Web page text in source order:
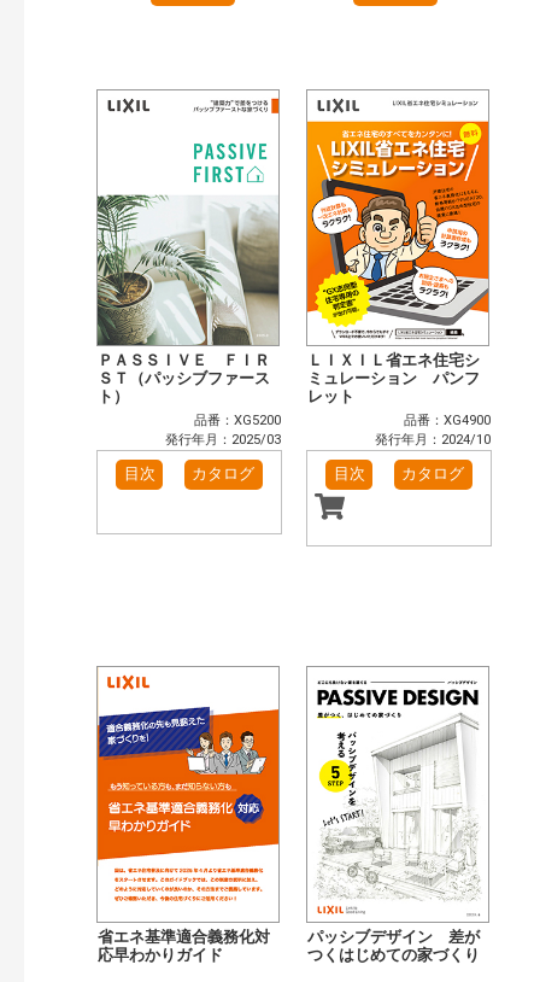
キーワード検索（あいまい）
目次も検索 検 索
おすすめハッシュタグ
まずはここから（2）
リフォームおすすめ（2）
省エネ住宅関連（5）
補助金・優遇制度を知る（1）
カテゴリー
窓・シャッター（3）
玄関ドア・引戸（2）
インテリア建材（1）
エクステリア（1）
キッチン（1）
浴室（1）
洗面化粧室（1）
トイレ（1）
小型電気温水器（1）
太陽光発電・屋根・外壁（4）
高性能住宅工法（4）
その他（5）
開始年:
ＰＡＳＳＩＶＥ ＦＩＲ
ＳＴ（パッシブファース
ト）
品番：XG5200
発行年月：2025/03
目次 カタログ
ＬＩＸＩＬ省エネ住宅シ
ミュレーション パンフ
レット
品番：XG4900
発行年月：2024/10
目次 カタログ
省エネ基準適合義務化対
応早わかりガイド
パッシブデザイン 差が
つくはじめての家づくり